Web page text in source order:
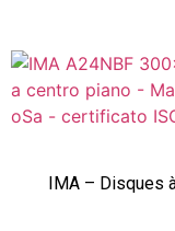
IMA – Disques